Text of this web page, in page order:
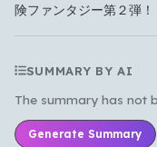
険ファンタジー第２弾！
SUMMARY BY AI
The summary has not
Generate Summary